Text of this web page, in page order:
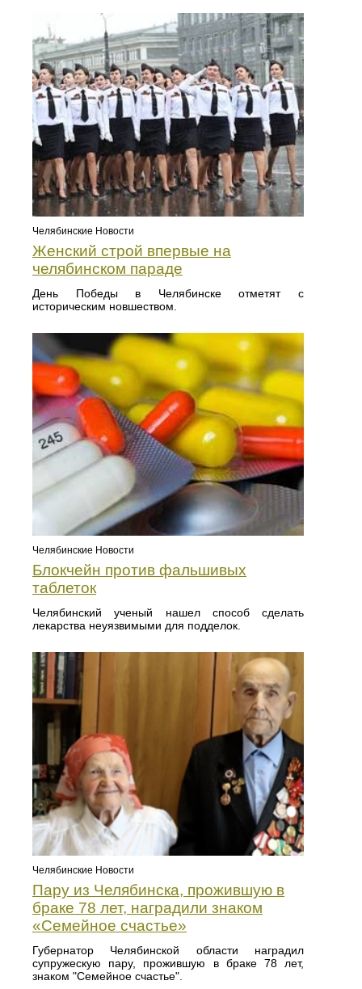
Челябинские Новости
Женский строй впервые на
челябинском параде
День Победы в Челябинске отметят с
историческим новшеством.
Челябинские Новости
Блокчейн против фальшивых
таблеток
Челябинский ученый нашел способ сделать
лекарства неуязвимыми для подделок.
Челябинские Новости
Пару из Челябинска, прожившую в
браке 78 лет, наградили знаком
«Семейное счастье»
Губернатор Челябинской области наградил
супружескую пару, прожившую в браке 78 лет,
знаком "Семейное счастье".